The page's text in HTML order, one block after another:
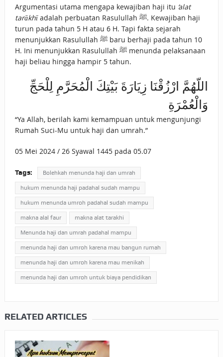
Argumentasi utama mengapa kewajiban haji itu ‘alat
tarākhīadalah perbuatan Rasulullah ﷺ. Kewajiban haji
turun pada tahun 5 H atau 6 H. Tapi fakta sejarah
menunjukkan Rasulullah ﷺ baru berhaji pada tahun 10
H. Ini menunjukkan Rasulullah ﷺ menunda pelaksanaan
haji beliau hingga hampir 5 tahun.
اللّهُمَّ ارْزُقْنَا زِيَارَةَ بَيْتِكَ الْمُحَرَّمِ لِلْحَجِّ
وَالْعُمْرَةِ
“Ya Allah, berilah kami kemampuan untuk mengunjungi
Rumah Suci-Mu untuk haji dan umrah.”
05 Mei 2024 / 26 Syawal 1445 pada 05.07
Tags: Bolehkah menunda haji dan umrah
hukum menunda haji padahal sudah mampu
hukum menunda umroh padahal sudah mampu
makna alal faur makna alat tarakhi
Menunda haji dan umrah padahal mampu
menunda haji dan umroh karena mau bangun rumah
menunda haji dan umroh karena mau menikah
menunda haji dan umroh untuk biaya pendidikan
RELATED ARTICLES